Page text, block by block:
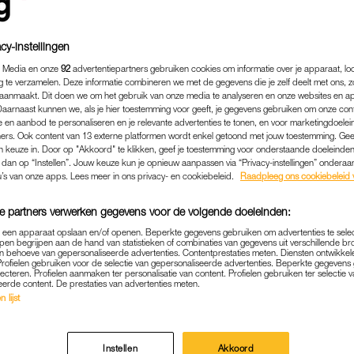
VIDEODAGBOEK
'DE TERM
HET MIJN FOUT IS'
ENTERTAINMENT|LINDA.
actrice Tahyna MacManus een miskraam kreeg,
instellingen
en onze 92 advertentiepartners gebruiken cookies om informatie over je apparaat,
te verzamelen. Deze informatie combineren we met de gegevens die je zelf deelt met ons,
Dit doen we om het gebruik van onze media te analyseren en onze websites en
kunnen we, als je hier toestemming voor geeft, je gegevens gebruiken om onze
en aanbod te personaliseren en je relevante advertenties te tonen, en voor
Ook content van 13 externe platformen wordt enkel getoond met jouw toestemming.
keuze in. Door op "Akkoord" te klikken, geef je toestemming voor onderstaande
op “Instellen”. Jouw keuze kun je opnieuw aanpassen via “Privacy-instellingen”
van onze apps. Lees meer in ons privacy- en cookiebeleid.
Raadpleeg ons cookiebeleid
partners verwerken gegevens voor de volgende doeleinden:
apparaat opslaan en/of openen. Beperkte gegevens gebruiken om advertenties te
begrijpen aan de hand van statistieken of combinaties van gegevens uit verschillende
behoeve van gepersonaliseerde advertenties. Contentprestaties meten. Diensten
gebruiken voor de selectie van gepersonaliseerde advertenties. Beperkte
Profielen aanmaken ter personalisatie van content. Profielen gebruiken ter selectie
content. De prestaties van advertenties meten.
lijst
Instellen Akkoord